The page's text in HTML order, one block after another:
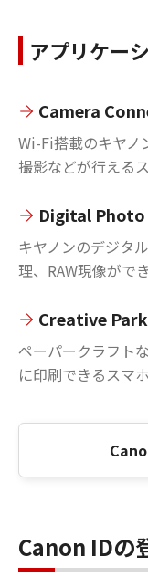
アプリケー
Camera
Wi-Fi搭載のキヤノ
撮影などが行える
Digital
キヤノンのデジタ
理、RAW現像がで
Creative Park
ペーパークラフト
に印刷できるスマ
Canon IDの